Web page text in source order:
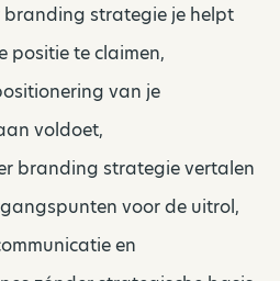
branding strategie je helpt
positie te claimen,
van je
voldoet,
branding strategie vertalen
voor de uitrol,
en